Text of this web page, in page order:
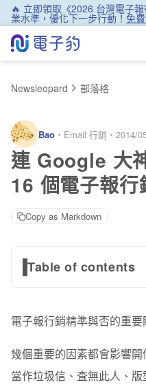
🔥 立即領取《2026 台灣電子
業水準，優化下一步行動！免
Newsleopard 部落格
Bao ・ Email 行銷 ・ 2014/
連 Google 大
16 個電子報行
Copy as Markdown
Table of contents
問題三：注意 EDM 與其
電子報行銷精準與否的重要
幾個重要的因素都會影響
當作垃圾信、査無此人、